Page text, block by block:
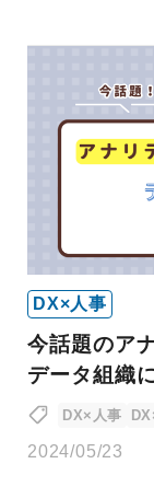
DX×人事
今話題のア
データ組織
DX×人事
2024/05/23